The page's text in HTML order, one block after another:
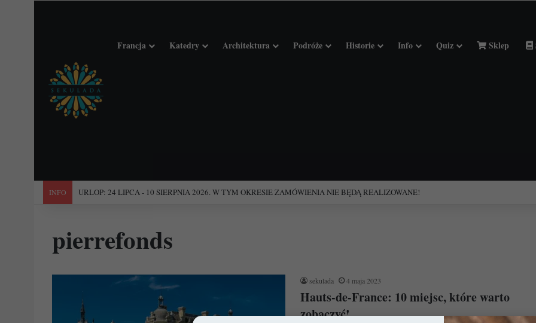
Francja Katedry Architektura Podróże Historie Info Quiz Sklep
INFO "Święta Francja". Przewodnik po 101 średniowiecznych kościołach Francji.
pierrefonds
sekulada 4 maja 2023
Hauts-de-France: 10 miejsc, które warto
zobaczyć!